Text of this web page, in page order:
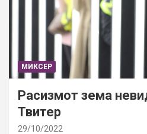
МИКСЕР
Расизмот зема
Твитер
29/10/2022